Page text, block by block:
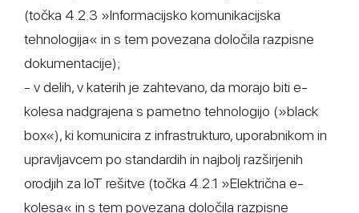
(točka 4.2.3 »Informacijsko komunikacijska
tehnologija« in s tem povezana določila razpisne
dokumentacije);
- v delih, v katerih je zahtevano, da morajo biti e-
kolesa nadgrajena s pametno tehnologijo (»black
box«), ki komunicira z infrastrukturo, uporabnikom in
upravljavcem po standardih in najbolj razširjenih
orodjih za IoT rešitve (točka 4.2.1 »Električna e-
kolesa« in s tem povezana določila razpisne